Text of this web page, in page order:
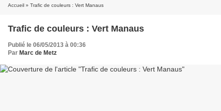
Accueil » Trafic de couleurs : Vert Manaus
Trafic de couleurs : Vert Manaus
Publié le 06/05/2013 à 00:36
Par Marc de Metz